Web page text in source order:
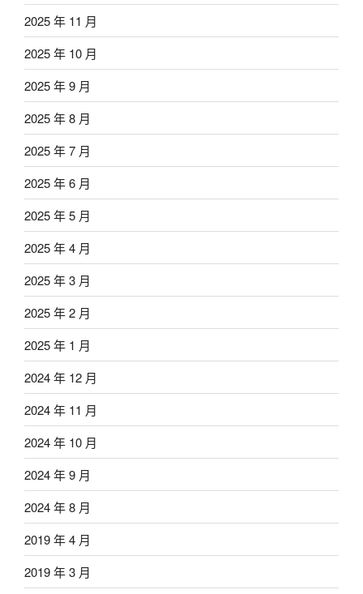
2025 年 11 月
2025 年 10 月
2025 年 9 月
2025 年 8 月
2025 年 7 月
2025 年 6 月
2025 年 5 月
2025 年 4 月
2025 年 3 月
2025 年 2 月
2025 年 1 月
2024 年 12 月
2024 年 11 月
2024 年 10 月
2024 年 9 月
2024 年 8 月
2019 年 4 月
2019 年 3 月